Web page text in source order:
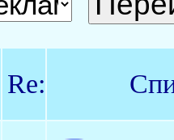
Re: